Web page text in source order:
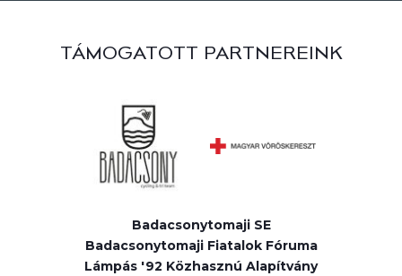
TÁMOGATOTT PARTNEREINK
Badacsonytomaji SE
Badacsonytomaji Fiatalok Fóruma
Lámpás '92 Közhasznú Alapítvány